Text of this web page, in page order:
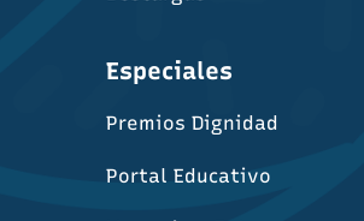
Especiales
Premios Dignidad
Portal Educativo